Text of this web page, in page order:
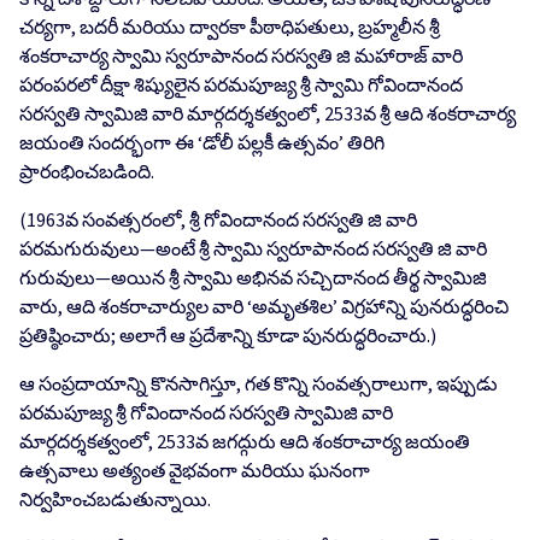
చర్యగా, బదరీ మరియు ద్వారకా పీఠాధిపతులు, బ్రహ్మలీన శ్రీ
శంకరాచార్య స్వామి స్వరూపానంద సరస్వతి జి మహారాజ్ వారి
పరంపరలో దీక్షా శిష్యులైన పరమపూజ్య శ్రీ స్వామి గోవిందానంద
సరస్వతి స్వామిజి వారి మార్గదర్శకత్వంలో, 2533వ శ్రీ ఆది శంకరాచార్య
జయంతి సందర్భంగా ఈ ‘డోలీ పల్లకీ ఉత్సవం’ తిరిగి
ప్రారంభించబడింది.
(1963వ సంవత్సరంలో, శ్రీ గోవిందానంద సరస్వతి జి వారి
పరమగురువులు—అంటే శ్రీ స్వామి స్వరూపానంద సరస్వతి జి వారి
గురువులు—అయిన శ్రీ స్వామి అభినవ సచ్చిదానంద తీర్థ స్వామిజి
వారు, ఆది శంకరాచార్యుల వారి ‘అమృతశిల’ విగ్రహాన్ని పునరుద్ధరించి
ప్రతిష్ఠించారు; అలాగే ఆ ప్రదేశాన్ని కూడా పునరుద్ధరించారు.)
ఆ సంప్రదాయాన్ని కొనసాగిస్తూ, గత కొన్ని సంవత్సరాలుగా, ఇప్పుడు
పరమపూజ్య శ్రీ గోవిందానంద సరస్వతి స్వామిజి వారి
మార్గదర్శకత్వంలో, 2533వ జగద్గురు ఆది శంకరాచార్య జయంతి
ఉత్సవాలు అత్యంత వైభవంగా మరియు ఘనంగా
నిర్వహించబడుతున్నాయి.